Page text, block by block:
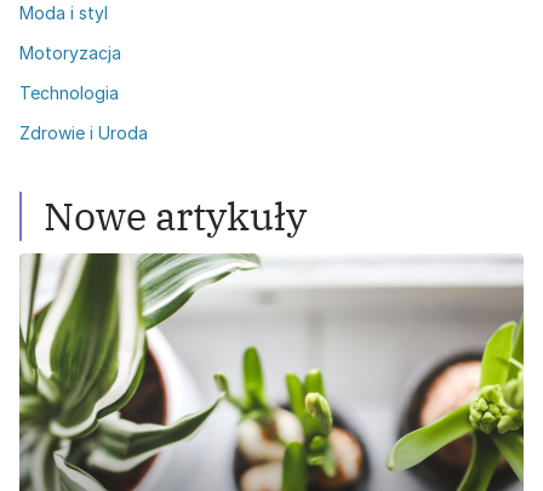
Moda i styl
Motoryzacja
Technologia
Zdrowie i Uroda
Nowe artykuły